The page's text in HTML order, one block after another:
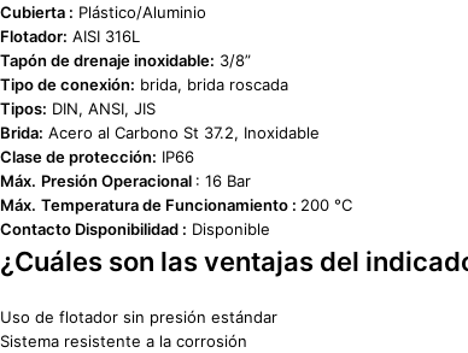
Cubierta : Plástico/Aluminio
Flotador: AISI 316L
Tapón de drenaje inoxidable: 3/8”
Tipo de conexión: brida, brida roscada
Tipos: DIN, ANSI, JIS
Brida: Acero al Carbono St 37.2, Inoxidable
Clase de protección: IP66
Máx. Presión Operacional : 16 Bar
Máx. Temperatura de Funcionamiento : 200 °C
Contacto Disponibilidad : Disponible
¿Cuáles son las ventajas del
Uso de flotador sin presión estándar
Sistema resistente a la corrosión